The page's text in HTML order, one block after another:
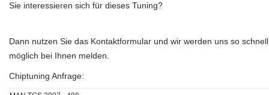
Sie interessieren sich für dieses Tuning?
Dann nutzen Sie das Kontaktformular und wir werden uns so
möglich bei Ihnen melden.
Chiptuning Anfrage: